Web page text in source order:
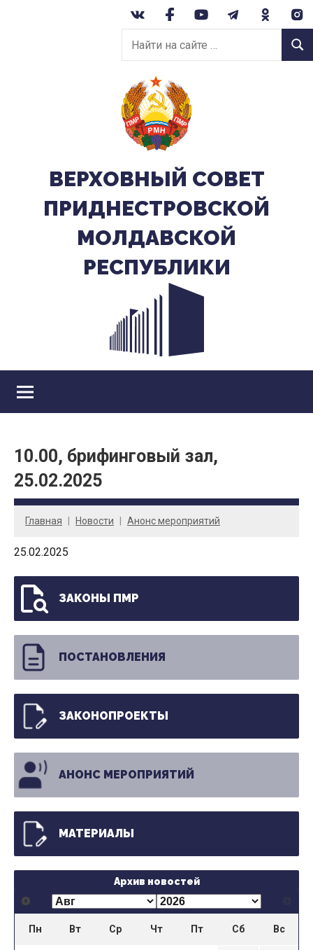
Найти
на
сайте:
ВЕРХОВНЫЙ CОВЕТ
ПРИДНЕСТРОВСКОЙ
МОЛДАВСКОЙ
РЕСПУБЛИКИ
10.00, брифинговый зал,
25.02.2025
Главная Новости Анонс мероприятий
25.02.2025
ЗАКОНЫ ПМР
ПОСТАНОВЛЕНИЯ
ЗАКОНОПРОЕКТЫ
АНОНС МЕРОПРИЯТИЙ
МАТЕРИАЛЫ
Архив новостей
Пн Вт Ср Чт Пт Сб Вс